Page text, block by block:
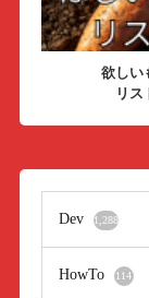
欲しい
リス
Dev 1,288
HowTo 114